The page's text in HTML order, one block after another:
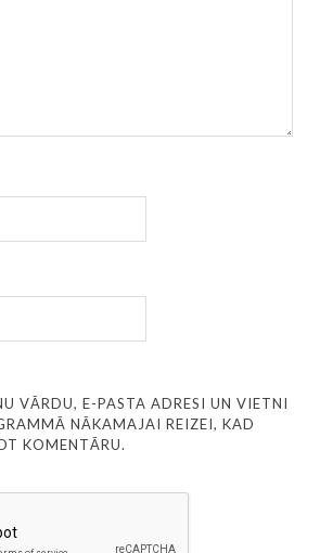
VĀRDU, E-PASTA ADRESI UN VIETNI
NĀKAMAJAI REIZEI, KAD
KOMENTĀRU.